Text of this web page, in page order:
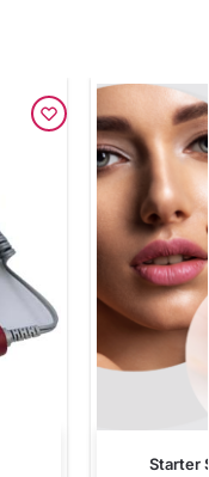
Starter